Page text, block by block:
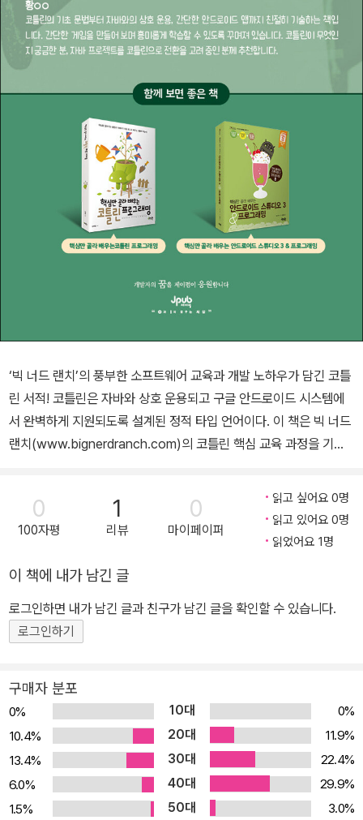
‘빅 너드 랜치’의 풍부한 소프트웨어 교육과 개발 노하우가 담긴 코틀
린 서적! 코틀린은 자바와 상호 운용되고 구글 안드로이드 시스템에
서 완벽하게 지원되도록 설계된 정적 타입 언어이다. 이 책은 빅 너드
랜치(www.bignerdranch.com)의 코틀린 핵심 교육 과정을 기반
및 실습 예제를 통해서 독자 여러분이 주목받고 있는 코틀린 언어를
효율적으로 배우고 사용할 수 있는 방법을 가르쳐 준다. 또한, 젯브레
인즈의 인텔리제이(IntelliJ IDEA)와 안드로이드 스튜디오를 사용해
망하고 배워 둘 가치가 있는 프로그래밍 언어 중 하나로 선정된 코틀
린! ‘빅 너드 랜치’의 풍부한 소프트웨어 교육과 개발 노하우가 담긴
코틀린 서적! 코틀린은 객체지향뿐만 아니라 함수형 프로그래밍 패러
다임까지 품고 있습니다. 이 코틀린 언어를 실습과 함께 확실하게 내
워드를 바탕으로 게임을 만들어가며 차근히 학습할 수 있습니다. 게
임을 만든다는 목적이 있으므로 당연히 실습을 위한 많은 예제가 포
함되어 있으며, 그 과정 중 독자가 궁금해할 만한 내용을 바로바로 해
소해주는 내용도 충실합니다. 무엇보다 각 장 끝에는 하나 이상의 챌
린지가 있는데, 이것은 독자분들의 확실한 이해를 위해 작성된 것으
로 코틀린을 숙지하는 데 도움이 되도록 반드시 직접 풀어 보면서 학
0
100자평
1
리뷰
0
마이페이퍼
읽고 싶어요 0명
읽고 있어요 0명
읽었어요 1명
이 책에 내가 남긴 글
로그인하면 내가 남긴 글과 친구가 남긴 글을 확인할 수 있습니다.
로그인하기
구매자 분포
0% 10대
0%
10.4%
20대
11.9%
13.4%
30대
22.4%
6.0%
40대
29.9%
1.5%
50대
3.0%